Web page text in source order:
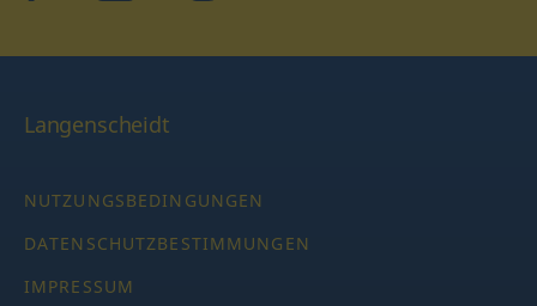
Langenscheidt
NUTZUNGSBEDINGUNGEN
DATENSCHUTZBESTIMMUNGEN
IMPRESSUM